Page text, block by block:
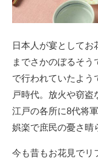
日本人が宴としてお
までさかのぼるそ
で行われていたよう
戸時代。放火や窃
江戸の各所に8代将
娯楽で庶民の憂さ晴
今も昔もお花見でリ